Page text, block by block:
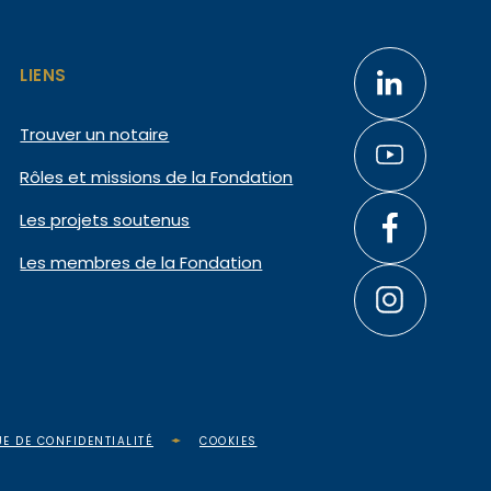
LIENS
Trouver un notaire
Rôles et missions de la Fondation
Les projets soutenus
Les membres de la Fondation
DE CONFIDENTIALITÉ COOKIES